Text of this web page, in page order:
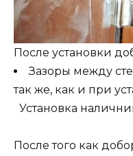
После установки
Зазоры между
так же, как и при
Установка
После того как